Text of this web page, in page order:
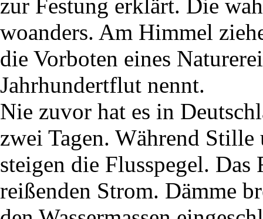
zur Festung erklärt. Die
woanders. Am Himmel
die Vorboten eines
Jahrhundertflut nennt.
Nie zuvor hat es in
zwei Tagen. Während
steigen die Flusspegel.
reißenden Strom. Dämme